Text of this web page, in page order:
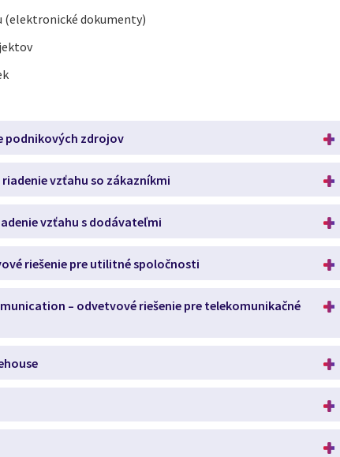
(elektronické dokumenty)
podnikových zdrojov
riadenie vzťahu so zákazníkmi
vzťahu s dodávateľmi
riešenie pre utilitné spoločnosti
– odvetvové riešenie pre telekomunikačné